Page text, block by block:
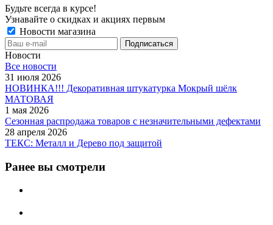
Будьте всегда в курсе!
Узнавайте о скидках и акциях первым
Новости магазина
Новости
Все новости
31 июля 2026
НОВИНКА!!! Декоративная штукатурка Мокрый шёлк
МАТОВАЯ
1 мая 2026
Сезонная распродажа товаров с незначительными дефектами
28 апреля 2026
ТЕКС: Металл и Дерево под защитой
Ранее вы смотрели